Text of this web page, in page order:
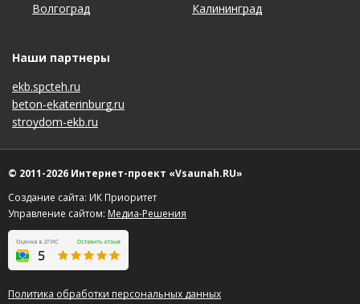
Волгоград
Калининград
Липецк
Новосибирск
Ростов-на-Дону
Ставрополь
Ульяновск
Ярославль
Наши партнеры
ekb.spcteh.ru
beton-ekaterinburg.ru
stroydom-ekb.ru
© 2011-2026 Интернет-проект «Vsaunah.RU»
Создание сайта: ИК Приоритет
Управление сайтом: Медиа-Решения
Политика обработки персональных данных